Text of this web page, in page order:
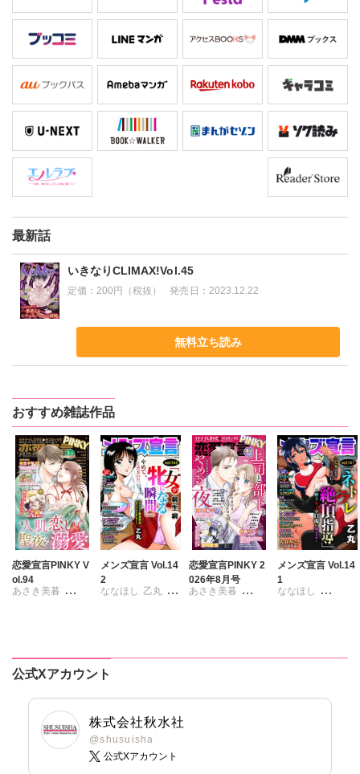
最新話
いきなりCLIMAX!Vol.45
定価：200円（税抜） 発売日： 2023.12.22
無料立ち読み
おすすめ雑誌作品
恋愛宣言PINKY V
ol.94
あさき美暮
小鳥晶
松本ゆうか
水瀬友美
相田早智子
メンズ宣言 Vol.14
2
ななほし 乙丸
葉月かずお
みた森たつや
大谷みこと
浅ひるゆう
恋愛宣言PINKY 2
026年8月号
あさき美暮
小鳥晶
メンズ宣言 Vol.14
1
ななほし
葉月かずお
公式Xアカウント
株式会社秋水社
@shusuisha
公式Xアカウント